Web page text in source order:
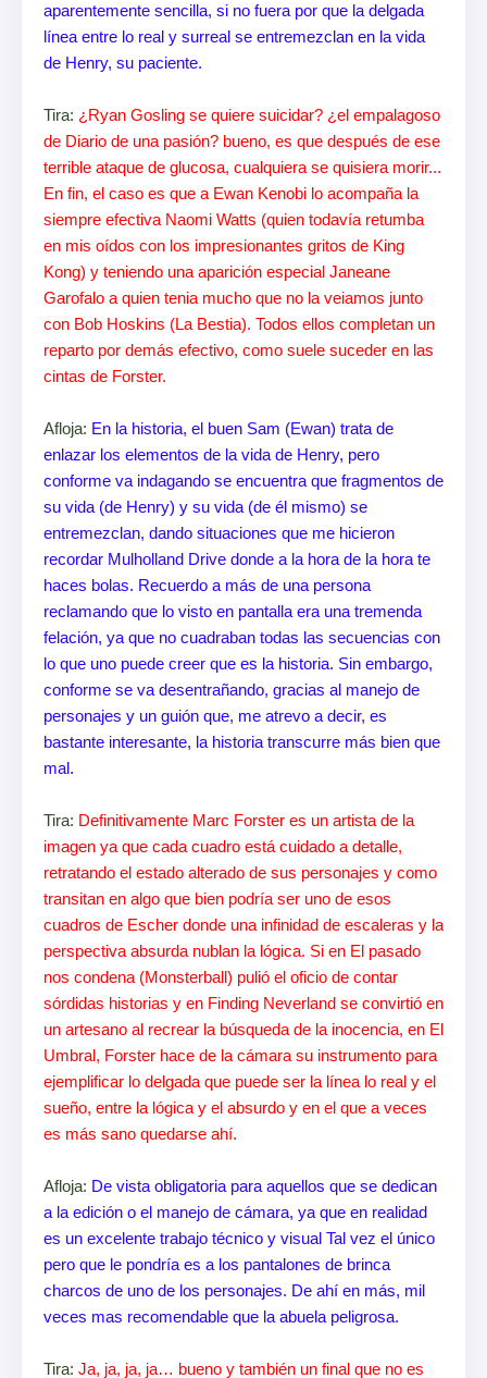
aparentemente sencilla, si no fuera por que la delgada
línea entre lo real y surreal se entremezclan en la vida
de Henry, su paciente.
Tira: ¿Ryan Gosling se quiere suicidar? ¿el empalagoso
de Diario de una pasión? bueno, es que después de ese
terrible ataque de glucosa, cualquiera se quisiera morir...
En fin, el caso es que a Ewan Kenobi lo acompaña la
siempre efectiva Naomi Watts (quien todavía retumba
en mis oídos con los impresionantes gritos de King
Kong) y teniendo una aparición especial Janeane
Garofalo a quien tenia mucho que no la veiamos junto
con Bob Hoskins (La Bestia). Todos ellos completan un
reparto por demás efectivo, como suele suceder en las
cintas de Forster.
Afloja: En la historia, el buen Sam (Ewan) trata de
enlazar los elementos de la vida de Henry, pero
conforme va indagando se encuentra que fragmentos de
su vida (de Henry) y su vida (de él mismo) se
entremezclan, dando situaciones que me hicieron
recordar Mulholland Drive donde a la hora de la hora te
haces bolas. Recuerdo a más de una persona
reclamando que lo visto en pantalla era una tremenda
felación, ya que no cuadraban todas las secuencias con
lo que uno puede creer que es la historia. Sin embargo,
conforme se va desentrañando, gracias al manejo de
personajes y un guión que, me atrevo a decir, es
bastante interesante, la historia transcurre más bien que
mal.
Tira: Definitivamente Marc Forster es un artista de la
imagen ya que cada cuadro está cuidado a detalle,
retratando el estado alterado de sus personajes y como
transitan en algo que bien podría ser uno de esos
cuadros de Escher donde una infinidad de escaleras y la
perspectiva absurda nublan la lógica. Si en El pasado
nos condena (Monsterball) pulió el oficio de contar
sórdidas historias y en Finding Neverland se convirtió en
un artesano al recrear la búsqueda de la inocencia, en El
Umbral, Forster hace de la cámara su instrumento para
ejemplificar lo delgada que puede ser la línea lo real y el
sueño, entre la lógica y el absurdo y en el que a veces
es más sano quedarse ahí.
Afloja: De vista obligatoria para aquellos que se dedican
a la edición o el manejo de cámara, ya que en realidad
es un excelente trabajo técnico y visual Tal vez el único
pero que le pondría es a los pantalones de brinca
charcos de uno de los personajes. De ahí en más, mil
veces mas recomendable que la abuela peligrosa.
Tira: Ja, ja, ja, ja… bueno y también un final que no es